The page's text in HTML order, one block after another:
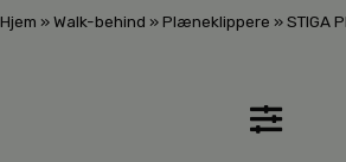
Hjem »Walk-behind »Plæneklippere »STIGA